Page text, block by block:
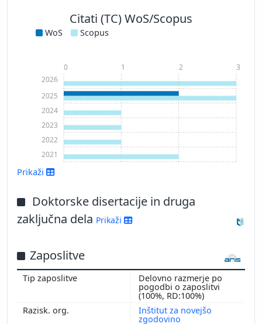
Citati (TC) WoS/Scopus
WoS Scopus
2021
2022
2023
2024
2025
2026
0 1 2 3
Prikaži več
Prikaži
Doktorske disertacije in druga
zaključna dela Prikaži
Zaposlitve
Delovno razmerje po
pogodbi o zaposlitvi
(100%, RD:100%)
Inštitut za novejšo
zgodovino